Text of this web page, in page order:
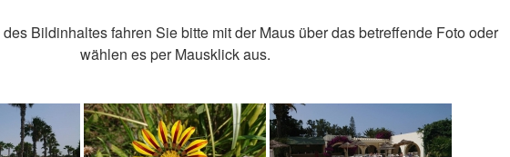
Bildinhaltes fahren Sie bitte mit der Maus über das betreffende Foto oder
wählen es per Mausklick aus.